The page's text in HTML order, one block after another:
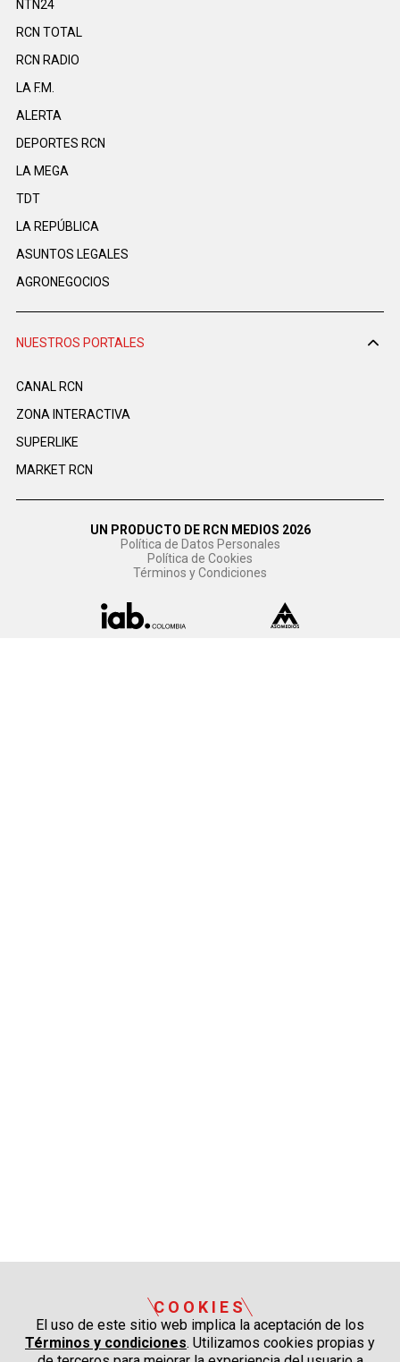
NTN24
RCN TOTAL
RCN RADIO
LA F.M.
ALERTA
DEPORTES RCN
LA MEGA
TDT
LA REPÚBLICA
ASUNTOS LEGALES
AGRONEGOCIOS
NUESTROS PORTALES
CANAL RCN
ZONA INTERACTIVA
SUPERLIKE
MARKET RCN
UN PRODUCTO DE RCN MEDIOS 2026
Política de Datos Personales
Política de Cookies
Términos y Condiciones
COOKIES
El uso de este sitio web implica la aceptación de los
Términos y condiciones. Utilizamos cookies propias y